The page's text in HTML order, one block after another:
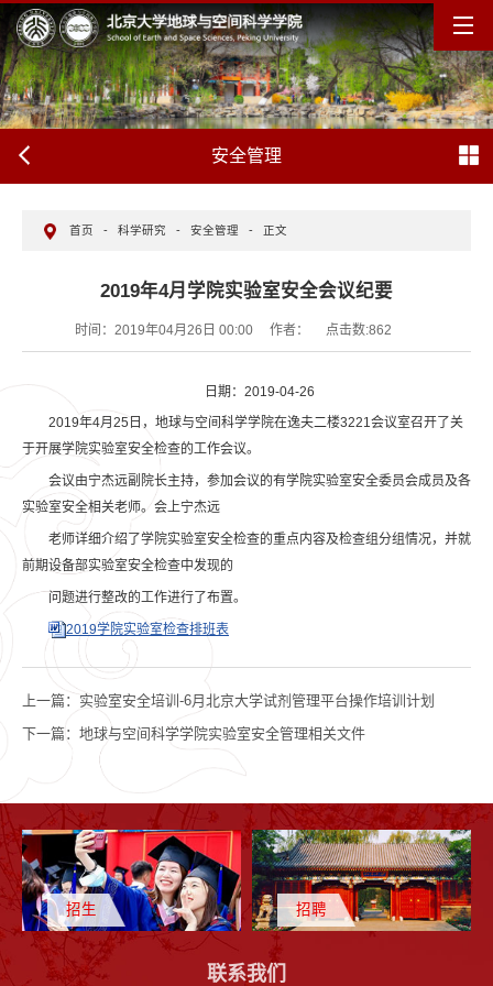
安全管理
首页 - 科学研究 - 安全管理 - 正文
2019年4月学院实验室安全会议纪要
时间：2019年04月26日 00:00 作者： 点击数:862
日期：2019-04-26
2019年4月25日，地球与空间科学学院在逸夫二楼3221会议室召开了关
于开展学院实验室安全检查的工作会议。
会议由宁杰远副院长主持，参加会议的有学院实验室安全委员会成员及各
实验室安全相关老师。会上宁杰远
老师详细介绍了学院实验室安全检查的重点内容及检查组分组情况，并就
前期设备部实验室安全检查中发现的
问题进行整改的工作进行了布置。
2019学院实验室检查排班表
上一篇： 实验室安全培训-6月北京大学试剂管理平台操作培训计划
下一篇： 地球与空间科学学院实验室安全管理相关文件
招生 招聘
联系我们